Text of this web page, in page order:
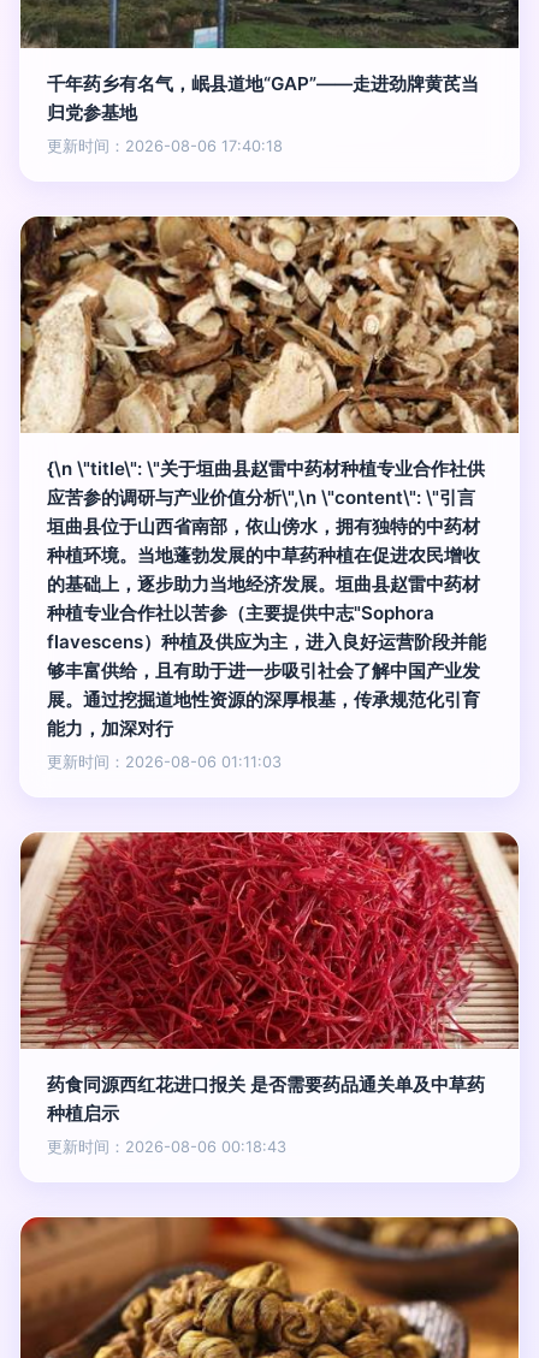
千年药乡有名气，岷县道地“GAP”——走进劲牌黄芪当
归党参基地
更新时间：2026-08-06 17:40:18
{\n \"title\": \"关于垣曲县赵雷中药材种植专业合作社供
应苦参的调研与产业价值分析\",\n \"content\": \"引言
垣曲县位于山西省南部，依山傍水，拥有独特的中药材
种植环境。当地蓬勃发展的中草药种植在促进农民增收
的基础上，逐步助力当地经济发展。垣曲县赵雷中药材
种植专业合作社以苦参（主要提供中志"Sophora
flavescens）种植及供应为主，进入良好运营阶段并能
够丰富供给，且有助于进一步吸引社会了解中国产业发
展。通过挖掘道地性资源的深厚根基，传承规范化引育
能力，加深对行
更新时间：2026-08-06 01:11:03
药食同源西红花进口报关 是否需要药品通关单及中草药
种植启示
更新时间：2026-08-06 00:18:43